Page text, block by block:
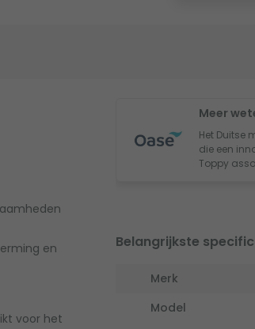
en
voor het
Meer
Het Duitse
die een
Toppy
Belangrijkste
Merk
Model